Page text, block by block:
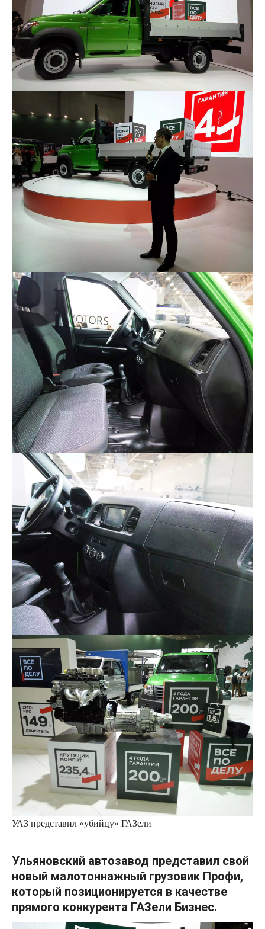
УАЗ представил «убийцу» ГАЗели
Ульяновский автозавод представил свой
новый малотоннажный грузовик Профи,
который позиционируется в качестве
прямого конкурента ГАЗели Бизнес.